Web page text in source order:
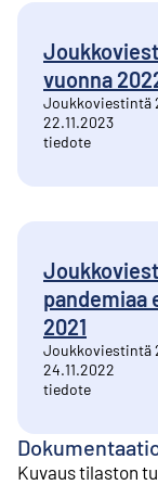
vuonna
Joukkoviestintä
22.11.2023
tiedote
pandemiaa
2021
Joukkoviestintä
24.11.2022
tiedote
Kuvaus tilaston